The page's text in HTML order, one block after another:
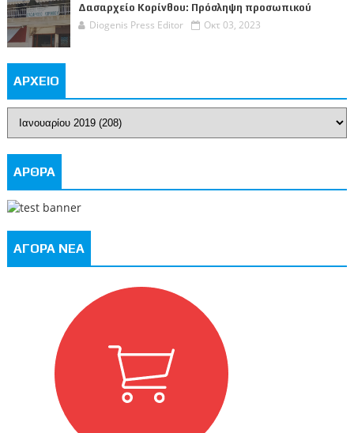
Δασαρχείο Κορίνθου: Πρόσληψη προσωπικού
Diogenis Press Editor Οκτ 03, 2023
ΑΡΧΕΙΟ
ΑΡΘΡΑ
ΑΓΟΡΑ ΝΕΑ